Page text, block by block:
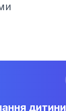
дитини